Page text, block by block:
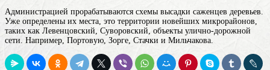
Администрацией прорабатываются схемы высадки саженцев деревьев.
Уже определены их места, это территории новейших микрорайонов,
таких как Левенцовский, Суворовский, объекты улично-дорожной
сети. Например, Портовую, Зорге, Стачки и Мильчакова.